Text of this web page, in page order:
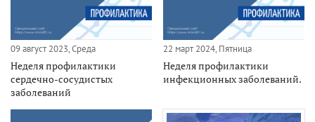
09 август 2023, Среда
Неделя профилактики
сердечно-сосудистых
заболеваний
22 март 2024, Пятница
Неделя профилактики
инфекционных заболеваний.